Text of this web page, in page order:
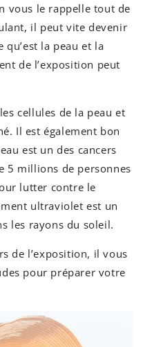
vous le rappelle tout de
il peut vite devenir
qu’est la peau et la
de l’exposition peut
cellules de la peau et
Il est également bon
est un des cancers
5 millions de personnes
lutter contre le
ultraviolet est un
les rayons du soleil.
de l’exposition, il vous
pour préparer votre